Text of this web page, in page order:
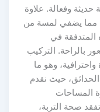
حديثة وفعالة. علاوة
مما يضفي لمسة من
المتدفقة في
بالراحة. التركيب
وهو ما
الحدائق، حيث نقدم
المساحات
صحة التربة،